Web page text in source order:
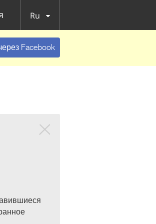
Ru
Facebook